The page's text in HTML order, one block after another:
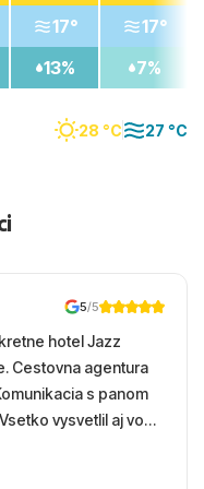
28 °C 27 °C
17°
13%
17°
7%
5/5
hotel Jazz
Cestovna agentura
s panom
vysvetlil aj vo
Hotel
more,